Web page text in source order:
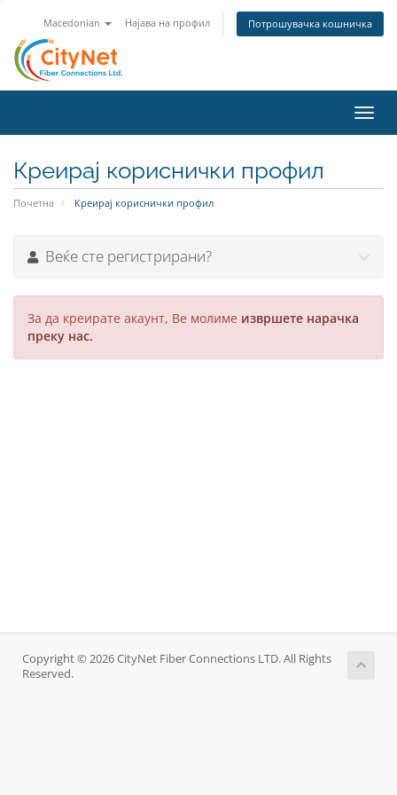
Macedonian Најава на профил Потрошувачка кошничка
Креирај кориснички профил
Почетна Креирај кориснички профил
Веќе сте регистрирани?
За да креирате акаунт, Ве молиме извршете нарачка
преку нас.
Copyright © 2026 CityNet Fiber Connections LTD. All Rights
Reserved.